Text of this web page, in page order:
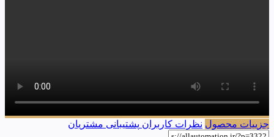
جزییات محصول نظرات کاربران پشتیبانی مشتریان